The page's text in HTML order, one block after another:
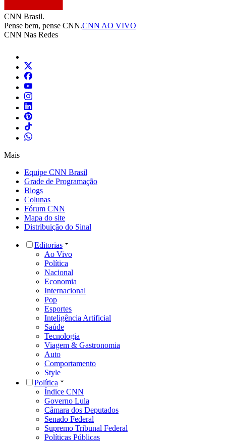
CNN Brasil.
Pense bem, pense CNN.CNN AO VIVO
CNN Nas Redes
Mais
Equipe CNN Brasil
Grade de Programação
Blogs
Colunas
Fórum CNN
Mapa do site
Distribuição do Sinal
Editorias
Ao Vivo
Política
Nacional
Economia
Internacional
Pop
Esportes
Inteligência Artificial
Saúde
Tecnologia
Viagem & Gastronomia
Auto
Comportamento
Style
Política
Índice CNN
Governo Lula
Câmara dos Deputados
Senado Federal
Supremo Tribunal Federal
Políticas Públicas